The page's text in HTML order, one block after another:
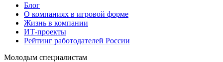
Блог
О компаниях в игровой форме
Жизнь в компании
ИТ-проекты
Рейтинг работодателей России
Молодым специалистам